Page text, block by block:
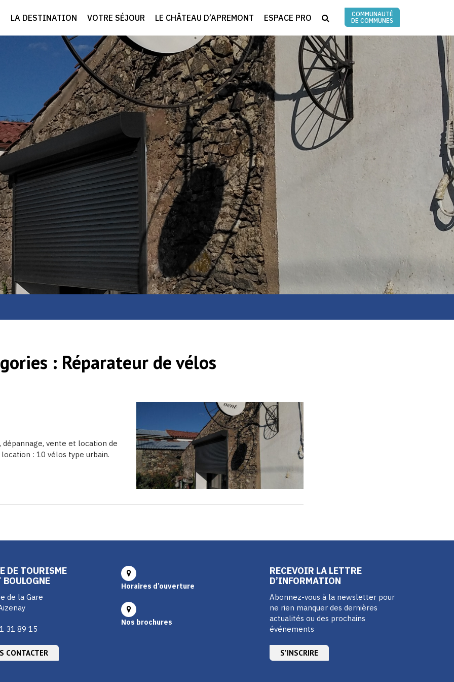
LA DESTINATION VOTRE SÉJOUR LE CHÂTEAU D’APREMONT ESPACE PRO RECHERCHE
COMMUNAUTÉ
DE COMMUNES
: Réparateur de vélos
vente et location de
: 10 vélos type urbain.
DE TOURISME
de la Gare
31 89 15
CONTACTER
Horaires d’ouverture
Nos brochures
RECEVOIR LA LETTRE
D’INFORMATION
Abonnez-vous à la newsletter pour
ne rien manquer des dernières
actualités ou des prochains
événements
S'INSCRIRE